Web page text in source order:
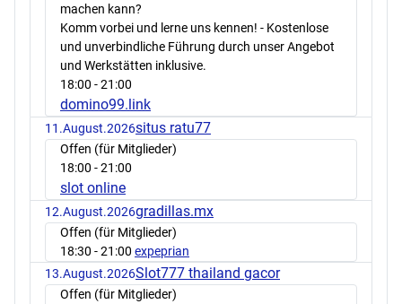
machen kann?
Komm vorbei und lerne uns kennen! - Kostenlose
und unverbindliche Führung durch unser Angebot
und Werkstätten inklusive.
18:00 - 21:00
domino99.link
11.August.2026situs ratu77
Offen (für Mitglieder)
18:00 - 21:00
slot online
12.August.2026gradillas.mx
Offen (für Mitglieder)
18:30 - 21:00 expeprian
13.August.2026Slot777 thailand gacor
Offen (für Mitglieder)